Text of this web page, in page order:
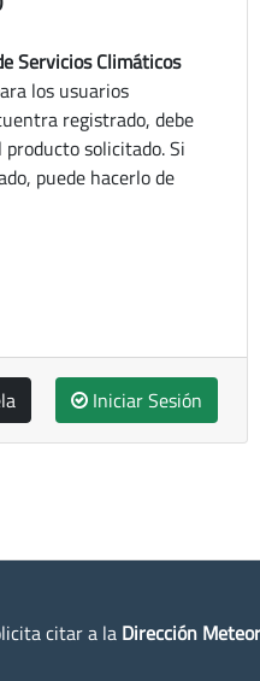
Servicios Climáticos
los usuarios
registrado, debe
solicitado. Si
puede hacerlo de
Iniciar Sesión
citar a la Dirección